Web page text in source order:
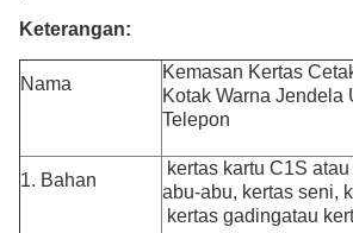
Keterangan:
Nama
Kemasan Kertas
Kotak Warna Jendela
Telepon
1. Bahan
kertas kartu C1S
abu-abu, kertas seni,
kertas gadingatau